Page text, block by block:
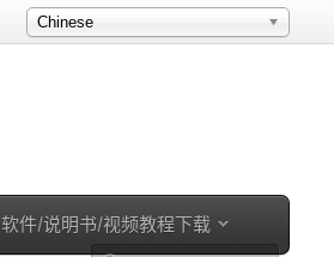
Chinese
软件/说明书/视频教程下载